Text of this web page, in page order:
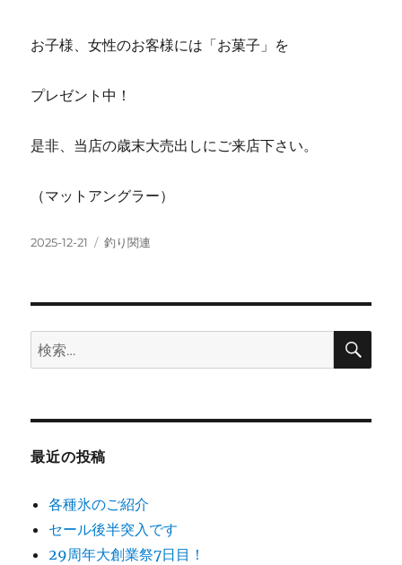
お子様、女性のお客様には「お菓子」を
プレゼント中！
是非、当店の歳末大売出しにご来店下さい。
（マットアングラー）
投
2025-12-21
カ
釣り関連
検
索:
検
最近の投稿
各種氷のご紹介
セール後半突入です
29周年大創業祭7日目！